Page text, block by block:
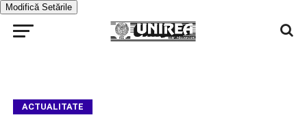
Modifică Setările
ACTUALITATE